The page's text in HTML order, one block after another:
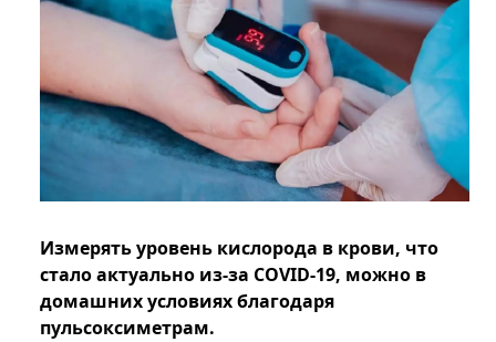
Измерять уровень кислорода в крови, что
стало актуально из-за COVID-19, можно в
домашних условиях благодаря
пульсоксиметрам.